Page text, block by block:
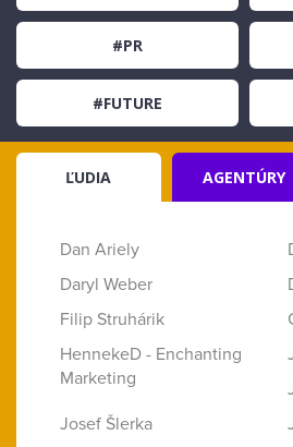
#PR
#FUTURE
ĽUDIA AGENTÚRY
Dan Ariely
Daryl Weber
Filip Struhárik
HennekeD - Enchanting
Marketing
Josef Šlerka